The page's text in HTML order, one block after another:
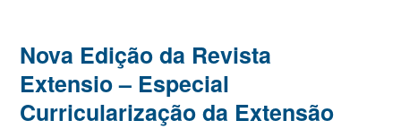
Nova Edição da Revista
Extensio – Especial
Curricularização da Extensão